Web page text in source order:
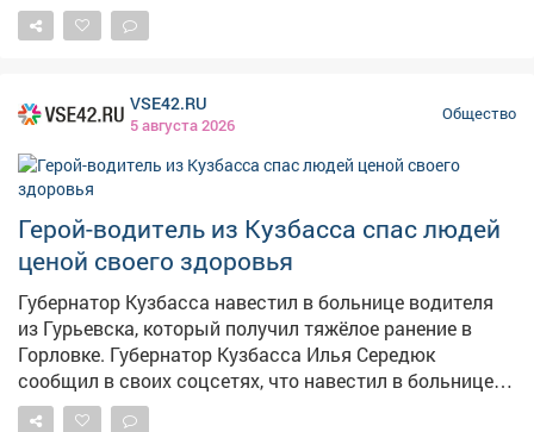
VSE42.RU
5 августа 2026
Общество
Герой-водитель из Кузбасса спас людей
ценой своего здоровья
Губернатор Кузбасса навестил в больнице водителя
из Гурьевска, который получил тяжёлое ранение в
Горловке. Губернатор Кузбасса Илья Середюк
сообщил в своих соцсетях, что навестил в больнице
Алексея Максимова – водителя гурьевского